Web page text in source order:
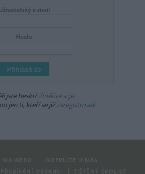
e-mail
Heslo
jste heslo?Změňte si je.
jen ti, kteří se jižzaregistrovali.
NA WEBU
INZERUJTE U NÁS
PŘEBÍRÁNÍ OBSAHU TIŠTĚNÝ EKOLIST